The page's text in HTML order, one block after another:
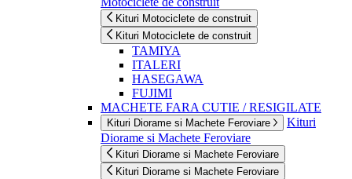
Kituri Motociclete de construit
Kituri Motociclete de construit
TAMIYA
ITALERI
HASEGAWA
FUJIMI
MACHETE FARA CUTIE / RESIGILATE
Kituri Diorame si Machete Feroviare
Kituri
Diorame si Machete Feroviare
Kituri Diorame si Machete Feroviare
Kituri Diorame si Machete Feroviare